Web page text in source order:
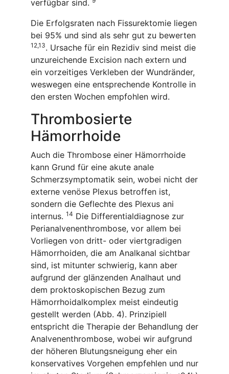
verfügbar sind.
Die Erfolgsraten nach Fissurektomie liegen
bei 95% und sind als sehr gut zu bewerten
12,13. Ursache für ein Rezidiv sind meist die
unzureichende Excision nach extern und
ein vorzeitiges Verkleben der Wundränder,
weswegen eine entsprechende Kontrolle in
den ersten Wochen empfohlen wird.
Thrombosierte
Hämorrhoide
Auch die Thrombose einer Hämorrhoide
kann Grund für eine akute anale
Schmerzsymptomatik sein, wobei nicht der
externe venöse Plexus betroffen ist,
sondern die Geflechte des Plexus ani
internus. 14 Die Differentialdiagnose zur
Perianalvenenthrombose, vor allem bei
Vorliegen von dritt- oder viertgradigen
Hämorrhoiden, die am Analkanal sichtbar
sind, ist mitunter schwierig, kann aber
aufgrund der glänzenden Analhaut und
dem proktoskopischen Bezug zum
Hämorrhoidalkomplex meist eindeutig
gestellt werden (Abb. 4). Prinzipiell
entspricht die Therapie der Behandlung der
Analvenenthrombose, wobei wir aufgrund
der höheren Blutungsneigung eher ein
konservatives Vorgehen empfehlen und nur